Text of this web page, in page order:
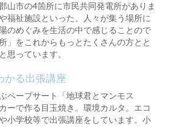
山市の4箇所に市民共同発電所がありま
福祉施設といった、人々が集う場所に
のめぐみを生活の中で感じることので
」をこれからもっとたくさんの方とと
思っています。
かる出張講座
ペープサート「地球君とマンモス
ーで作る目玉焼き。環境カルタ。エコ
小学校等で出張講座をしています。小